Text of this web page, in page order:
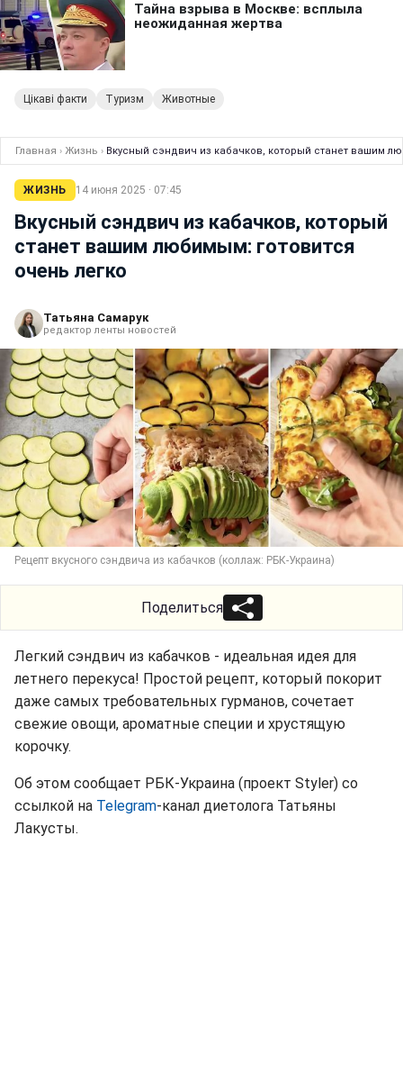
Цікаві факти Туризм Животные
Главная › Жизнь › Вкусный сэндвич из кабачков, который станет вашим
ЖИЗНЬ 14 июня 2025 · 07:45
Вкусный сэндвич из кабачков, который
станет вашим любимым: готовится
очень легко
Татьяна Самарук
редактор ленты новостей
Рецепт вкусного сэндвича из кабачков (коллаж: РБК-Украина)
Поделиться
Легкий сэндвич из кабачков - идеальная идея для
летнего перекуса! Простой рецепт, который покорит
даже самых требовательных гурманов, сочетает
свежие овощи, ароматные специи и хрустящую
корочку.
Об этом сообщает РБК-Украина (проект Styler) со
ссылкой на Telegram-канал диетолога Татьяны
Лакусты.